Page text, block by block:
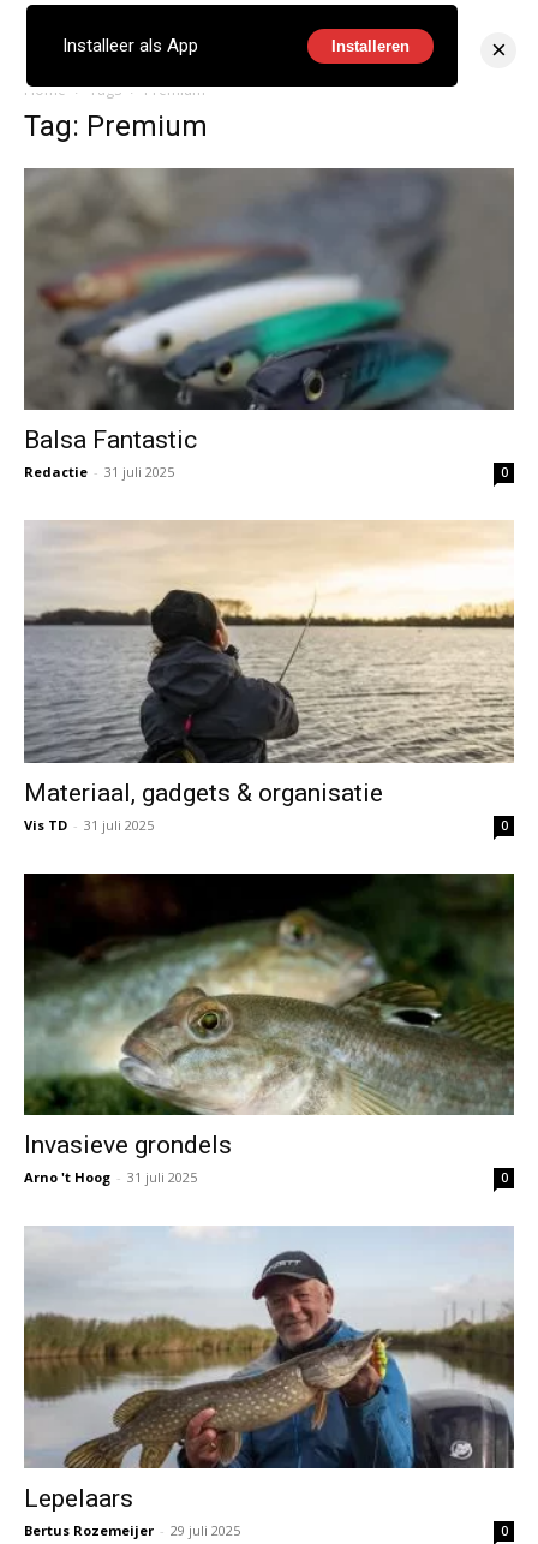
Home Tags Premium
Tag: Premium
Balsa Fantastic
Redactie - 31 juli 2025 0
Materiaal, gadgets & organisatie
Vis TD - 31 juli 2025 0
Invasieve grondels
Arno 't Hoog - 31 juli 2025 0
Lepelaars
Bertus Rozemeijer - 29 juli 2025 0
Installeer als App Installeren ×